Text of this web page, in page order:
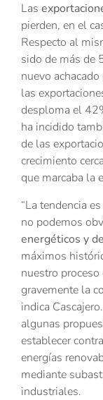
Las
pierden, en el
Respecto al
sido de más de
nuevo
las
desploma el
ha incidido
de las
crecimiento
que marcaba la
“La tendencia
no podemos
energéticos y
máximos
nuestro
gravemente la
indica
algunas
establecer
energías
mediante
industriales.